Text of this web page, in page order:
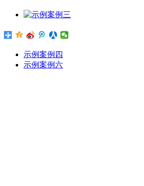
示例案例四
示例案例六